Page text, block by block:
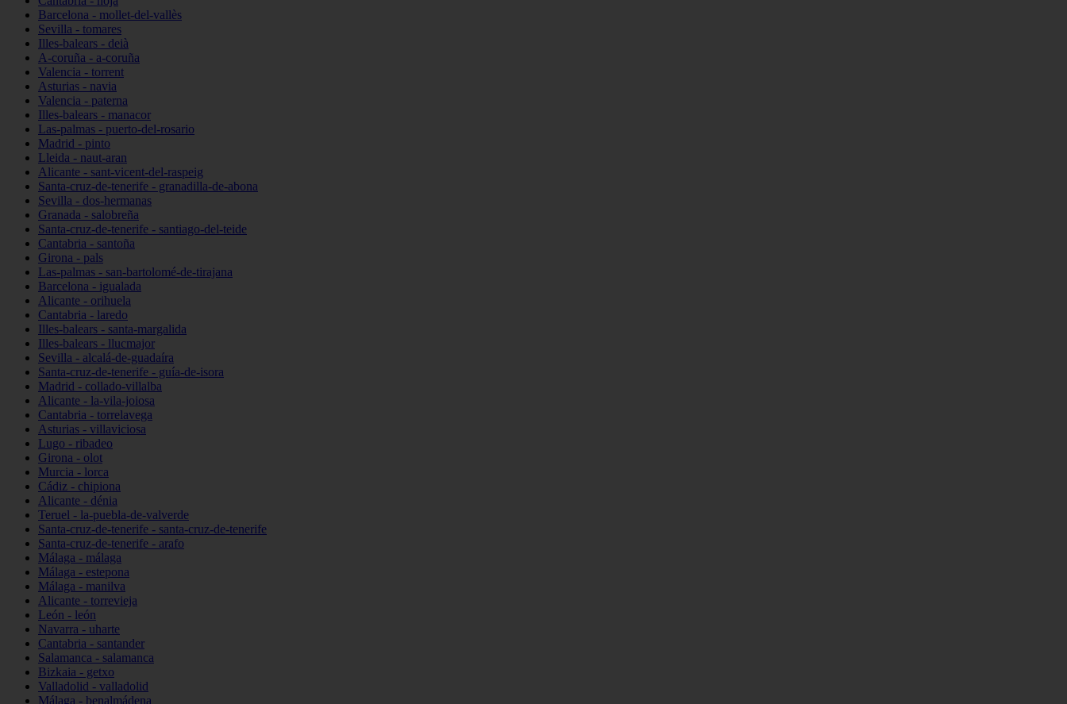
Barcelona - mollet-del-vallès
Sevilla - tomares
Illes-balears - deià
A-coruña - a-coruña
Valencia - torrent
Asturias - navia
Valencia - paterna
Illes-balears - manacor
Las-palmas - puerto-del-rosario
Madrid - pinto
Lleida - naut-aran
Alicante - sant-vicent-del-raspeig
Santa-cruz-de-tenerife - granadilla-de-abona
Sevilla - dos-hermanas
Granada - salobreña
Santa-cruz-de-tenerife - santiago-del-teide
Cantabria - santoña
Girona - pals
Las-palmas - san-bartolomé-de-tirajana
Barcelona - igualada
Alicante - orihuela
Cantabria - laredo
Illes-balears - santa-margalida
Illes-balears - llucmajor
Sevilla - alcalá-de-guadaíra
Santa-cruz-de-tenerife - guía-de-isora
Madrid - collado-villalba
Alicante - la-vila-joiosa
Cantabria - torrelavega
Asturias - villaviciosa
Lugo - ribadeo
Girona - olot
Murcia - lorca
Cádiz - chipiona
Alicante - dénia
Teruel - la-puebla-de-valverde
Santa-cruz-de-tenerife - santa-cruz-de-tenerife
Santa-cruz-de-tenerife - arafo
Málaga - málaga
Málaga - estepona
Málaga - manilva
Alicante - torrevieja
León - león
Navarra - uharte
Cantabria - santander
Salamanca - salamanca
Bizkaia - getxo
Valladolid - valladolid
Málaga - benalmádena